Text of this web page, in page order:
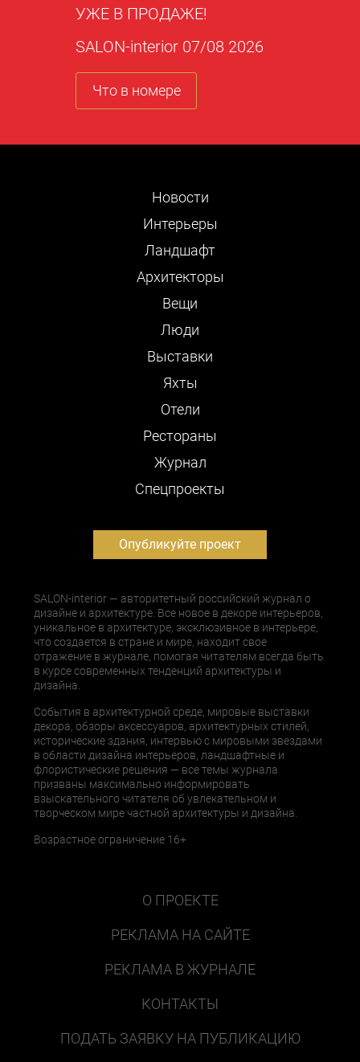
УЖЕ В ПРОДАЖЕ!
SALON-interior 07/08 2026
Что в номере
Новости
Интерьеры
Ландшафт
Архитекторы
Вещи
Люди
Выставки
Яхты
Отели
Рестораны
Журнал
Cпецпроекты
Опубликуйте проект
SALON-interior — авторитетный российский журнал о
дизайне и архитектуре. Все новое в декоре интерьеров,
уникальное в архитектуре, эксклюзивное в интерьере,
что создается в стране и мире, находит свое
отражение в журнале, помогая читателям всегда быть
в курсе современных тенденций архитектуры и
дизайна.
События в архитектурной среде, мировые выставки
декора, обзоры аксессуаров, архитектурных стилей,
исторические здания, интервью с мировыми звездами
в области дизайна интерьеров, ландшафтные и
флористические решения — все темы журнала
призваны максимально информировать
взыскательного читателя об увлекательном и
творческом мире частной архитектуры и дизайна.
Возрастное ограничение 16+
О ПРОЕКТЕ
РЕКЛАМА НА САЙТЕ
РЕКЛАМА В ЖУРНАЛЕ
КОНТАКТЫ
ПОДАТЬ ЗАЯВКУ НА ПУБЛИКАЦИЮ